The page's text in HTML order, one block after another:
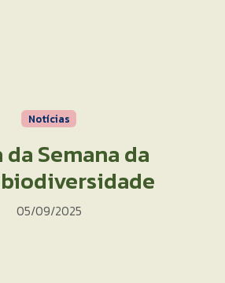
Notícias
da Semana da
05/09/2025